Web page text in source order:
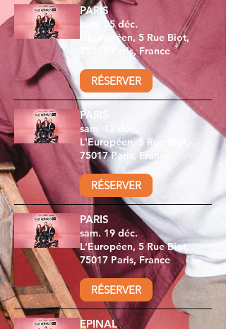
PARIS
sam. 05 déc.
L'Européen, 5 Rue Biot,
75017 Paris, France
RÉSERVER
PARIS
sam. 12 déc.
L'Européen, 5 Rue Biot,
75017 Paris, France
RÉSERVER
PARIS
sam. 19 déc.
L'Européen, 5 Rue Biot,
75017 Paris, France
RÉSERVER
EPINAL